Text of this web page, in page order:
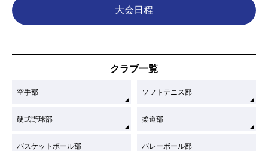
大会日程
クラブ一覧
空手部 ソフトテニス部
硬式野球部 柔道部
バスケットボール部 バレーボール部